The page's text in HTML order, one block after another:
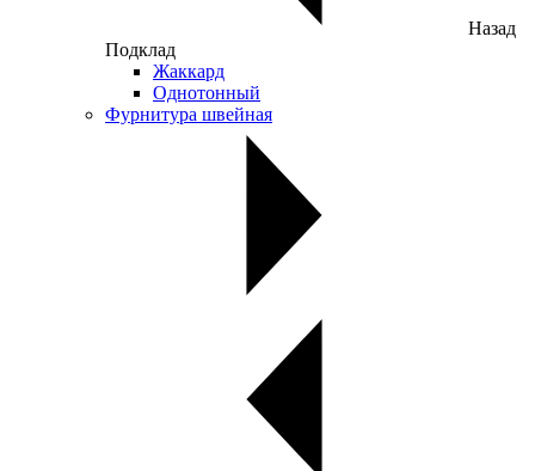
Назад
Подклад
Жаккард
Однотонный
Фурнитура швейная